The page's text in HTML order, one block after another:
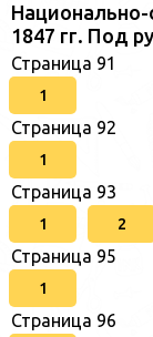
1847 гг. Под
Страница 91
1
Страница 92
1
Страница 93
1 2
Страница 95
1
Страница 96